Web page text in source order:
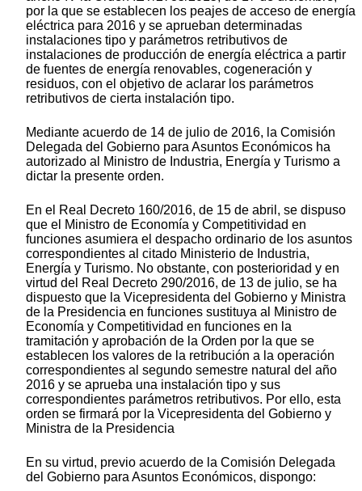
por la que se establecen los peajes de acceso de energía
eléctrica para 2016 y se aprueban determinadas
instalaciones tipo y parámetros retributivos de
instalaciones de producción de energía eléctrica a partir
de fuentes de energía renovables, cogeneración y
residuos, con el objetivo de aclarar los parámetros
retributivos de cierta instalación tipo.
Mediante acuerdo de 14 de julio de 2016, la Comisión
Delegada del Gobierno para Asuntos Económicos ha
autorizado al Ministro de Industria, Energía y Turismo a
dictar la presente orden.
En el Real Decreto 160/2016, de 15 de abril, se dispuso
que el Ministro de Economía y Competitividad en
funciones asumiera el despacho ordinario de los asuntos
correspondientes al citado Ministerio de Industria,
Energía y Turismo. No obstante, con posterioridad y en
virtud del Real Decreto 290/2016, de 13 de julio, se ha
dispuesto que la Vicepresidenta del Gobierno y Ministra
de la Presidencia en funciones sustituya al Ministro de
Economía y Competitividad en funciones en la
tramitación y aprobación de la Orden por la que se
establecen los valores de la retribución a la operación
correspondientes al segundo semestre natural del año
2016 y se aprueba una instalación tipo y sus
correspondientes parámetros retributivos. Por ello, esta
orden se firmará por la Vicepresidenta del Gobierno y
Ministra de la Presidencia
En su virtud, previo acuerdo de la Comisión Delegada
del Gobierno para Asuntos Económicos, dispongo: